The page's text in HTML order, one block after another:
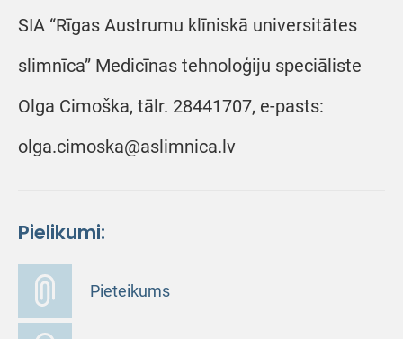
SIA “Rīgas Austrumu klīniskā universitātes
slimnīca” Medicīnas tehnoloģiju speciāliste
Olga Cimoška, tālr. 28441707, e-pasts:
olga.cimoska@aslimnica.lv
Pielikumi:
Pieteikums